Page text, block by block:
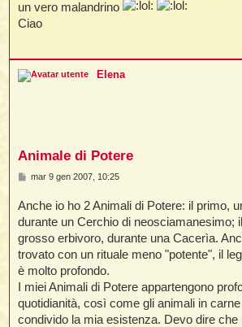
un vero malandrino
Ciao
Elena
Animale di Potere
M
s
a
g
g
o
mar 9 gen 2007, 10:25
Anche io ho 2 Animali di Potere: il primo,
durante un Cerchio di neosciamanesimo;
grosso erbivoro, durante una Cacerìa.
trovato con un rituale meno "potente", il
è molto profondo.
I miei Animali di Potere appartengono
quotidianità, così come gli animali in
condivido la mia esistenza. Devo dire che